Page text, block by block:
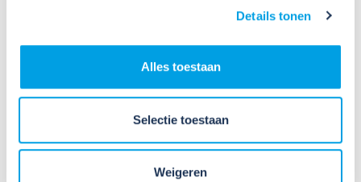
Details tonen
Alles toestaan
Selectie toestaan
Weigeren
werknemers die in een hoogwerker werken een
veilig bevestigingspunt binnen de hoogwerker.
Helmen, veiligheidsbrillen, en
handschoenen
hoofd, de ogen en de handen van de werknemer te
beschermen tegen mogelijke gevaren zoals vallende